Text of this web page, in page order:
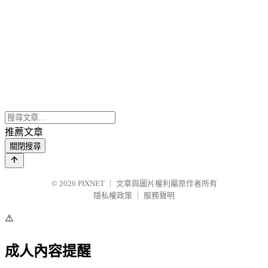
推薦文章
關閉搜尋
© 2026 PIXNET
文章與圖片權利屬原作者所有
隱私權政策
服務聲明
⚠️
成人內容提醒